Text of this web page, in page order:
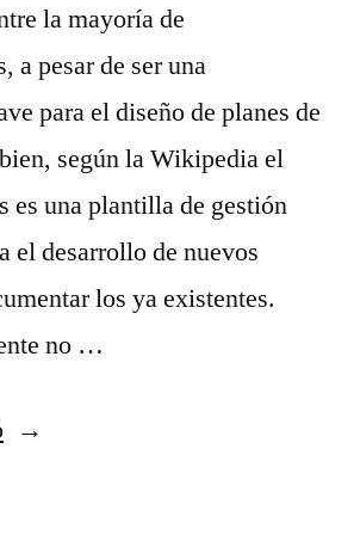
la mayoría de
a pesar de ser una
para el diseño de planes de
según la Wikipedia el
es una plantilla de gestión
el desarrollo de nuevos
los ya existentes.
no …
«Qué